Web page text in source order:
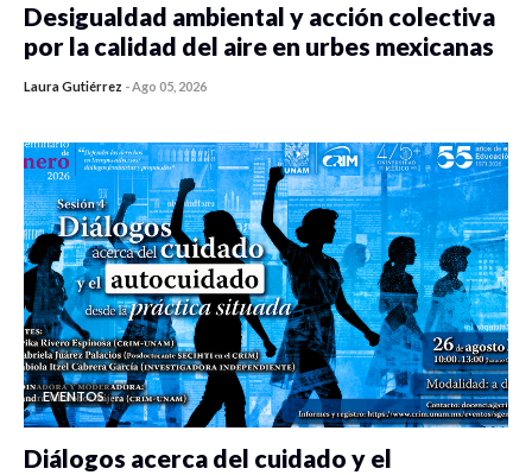
Desigualdad ambiental y acción colectiva
por la calidad del aire en urbes mexicanas
Laura Gutiérrez -Ago 05, 2026
EVENTOS
Diálogos acerca del cuidado y el